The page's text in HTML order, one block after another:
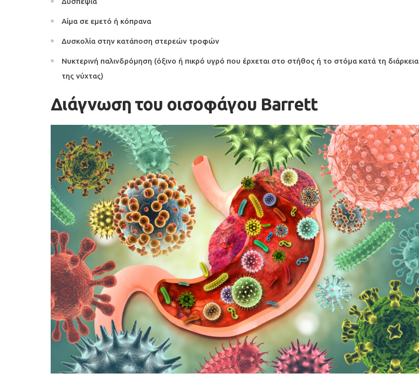
Αίμα σε εμετό ή κόπρανα
Δυσκολία στην κατάποση στερεών τροφών
Νυκτερινή παλινδρόμηση (όξινο ή πικρό υγρό που έρχεται στο στήθος ή το στόμα κατά τη διάρκεια
της νύχτας)
Διάγνωση του οισοφάγου Barrett